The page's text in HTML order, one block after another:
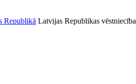
Latvijas Republikas vēstniecība